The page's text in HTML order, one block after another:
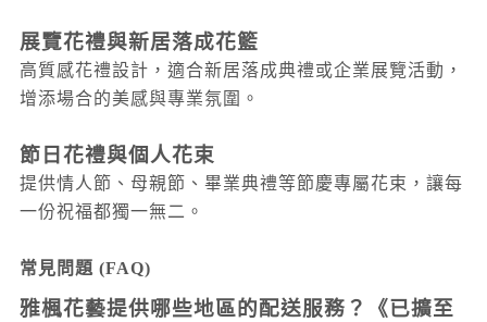
展覽花禮與新居落成花籃
高質感花禮設計，適合新居落成典禮或企業展覽活動，
增添場合的美感與專業氛圍。
節日花禮與個人花束
提供情人節、母親節、畢業典禮等節慶專屬花束，讓每
一份祝福都獨一無二。
常見問題 (FAQ)
雅楓花藝提供哪些地區的配送服務？
《已擴至